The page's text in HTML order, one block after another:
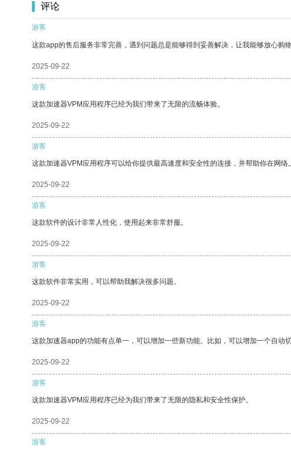
评论
游客
这款app的售后服务非常完善，遇到问题总是能够得到妥善解决，让我能够放心购物
2025-09-22
游客
这款加速器VPM应用程序已经为我们带来了无限的流畅体验。
2025-09-22
游客
这款加速器VPM应用程序可以给你提供最高速度和安全性的连接，并帮助你在网络
2025-09-22
游客
这款软件的设计非常人性化，使用起来非常舒服。
2025-09-22
游客
这款软件非常实用，可以帮助我解决很多问题。
2025-09-22
游客
这款加速器app的功能有点单一，可以增加一些新功能。比如，可以增加一个自动
2025-09-22
游客
这款加速器VPM应用程序已经为我们带来了无限的隐私和安全性保护。
2025-09-22
游客